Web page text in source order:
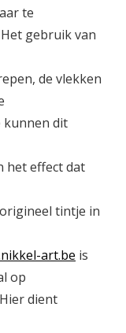
te
gebruik van
de vlekken
kunnen dit
het effect dat
tintje in
art.be is
op
dient